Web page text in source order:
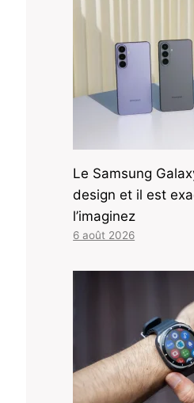
Le Samsung
design et il est
l’imaginez
6 août 2026